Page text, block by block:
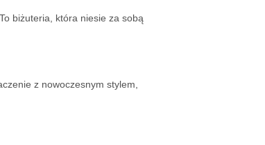
biżuteria, która niesie za sobą
z nowoczesnym stylem,